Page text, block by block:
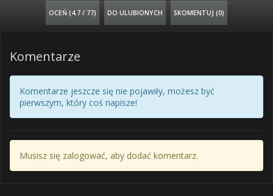
OCEŃ (4.7 / 77) DO ULUBIONYCH SKOMENTUJ (0)
Komentarze
Komentarze jeszcze się nie pojawiły, możesz być
pierwszym, który coś napisze!
Musisz się zalogować, aby dodać komentarz.